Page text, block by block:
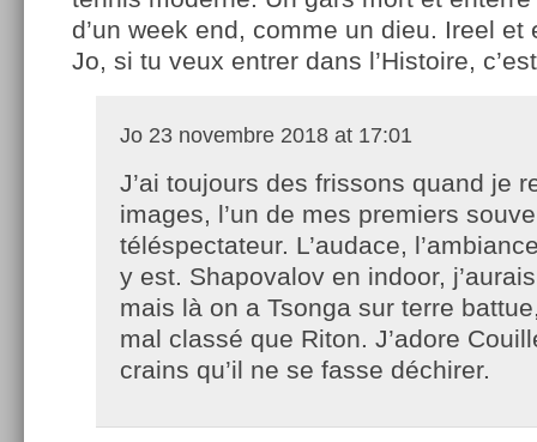
d’un week end, comme un dieu. Ireel et
Jo, si tu veux entrer dans l’Histoire,
Jo 23 novembre 2018 at 17:01
J’ai toujours des frissons quand je
images, l’un de mes premiers
téléspectateur. L’audace,
y est. Shapovalov en indoor,
mais là on a Tsonga sur terre
mal classé que Riton. J’adore
crains qu’il ne se fasse déchirer.